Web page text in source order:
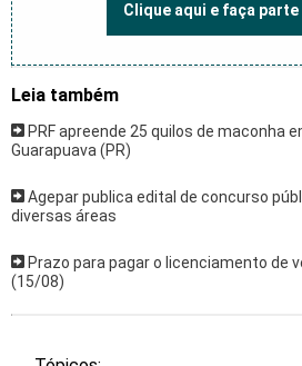
Clique aqui e faça
Leia também
PRF apreende 25 quilos de maconha
Guarapuava (PR)
Agepar publica edital de concurso
diversas áreas
Prazo para pagar o licenciamento de
(15/08)